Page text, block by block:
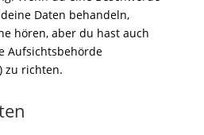
Daten behandeln,
hören, aber du hast auch
Aufsichtsbehörde
zu richten.